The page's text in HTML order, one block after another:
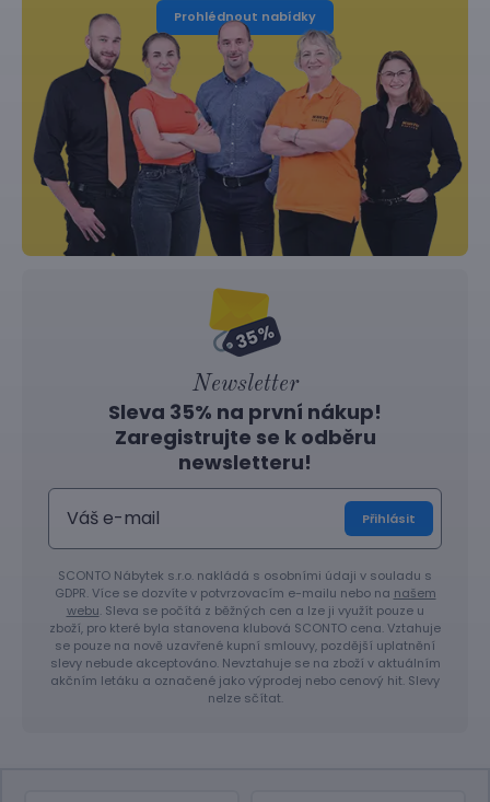
Prohlédnout nabídky
Newsletter
Sleva 35% na první nákup!
Zaregistrujte se k odběru
newsletteru!
Přihlásit
SCONTO Nábytek s.r.o. nakládá s osobními údaji v souladu s
GDPR. Více se dozvíte v potvrzovacím e-mailu nebo na našem
webu. Sleva se počítá z běžných cen a lze ji využít pouze u
zboží, pro které byla stanovena klubová SCONTO cena. Vztahuje
se pouze na nově uzavřené kupní smlouvy, pozdější uplatnění
slevy nebude akceptováno. Nevztahuje se na zboží v aktuálním
akčním letáku a označené jako výprodej nebo cenový hit. Slevy
nelze sčítat.